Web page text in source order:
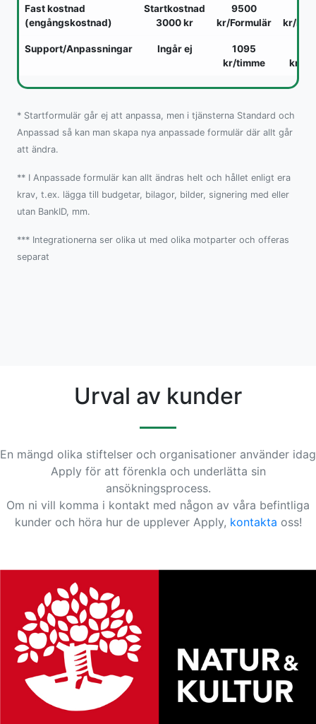
Fast kostnad
(engångskostnad)
Startkostnad
3000 kr
9500
kr/Formulär
kr/
Support/Anpassningar Ingår ej
1095
kr/timme
kr/
* Startformulär går ej att anpassa, men i tjänsterna Standard och
Anpassad så kan man skapa nya anpassade formulär där allt går
att ändra.
** I Anpassade formulär kan allt ändras helt och hållet enligt era
krav, t.ex. lägga till budgetar, bilagor, bilder, signering med eller
utan BankID, mm.
*** Integrationerna ser olika ut med olika motparter och offeras
separat
Urval av kunder
En mängd olika stiftelser och organisationer använder idag
Apply för att förenkla och underlätta sin
ansökningsprocess.
Om ni vill komma i kontakt med någon av våra befintliga
kunder och höra hur de upplever Apply, kontakta oss!